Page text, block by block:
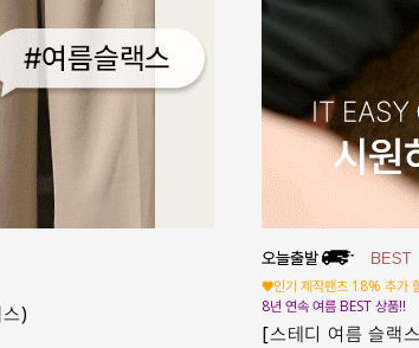
)
♥인기 제작팬츠 18% 추가
8년 연속 여름 BEST 상품!!
[스테디 여름 슬랙